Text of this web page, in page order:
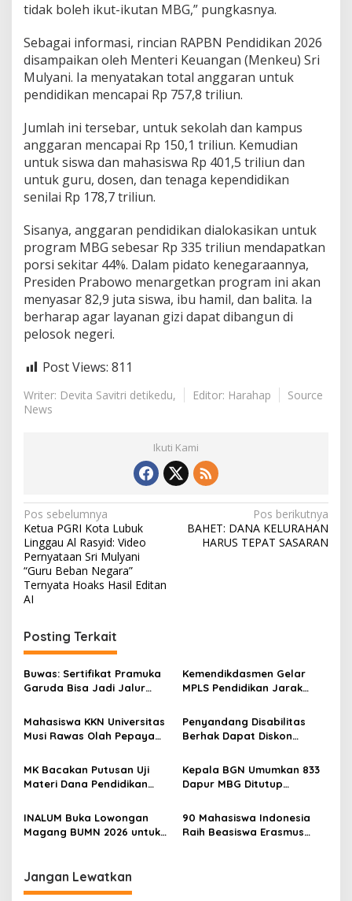
tidak boleh ikut-ikutan MBG,” pungkasnya.
Sebagai informasi, rincian RAPBN Pendidikan 2026
disampaikan oleh Menteri Keuangan (Menkeu) Sri
Mulyani. Ia menyatakan total anggaran untuk
pendidikan mencapai Rp 757,8 triliun.
Jumlah ini tersebar, untuk sekolah dan kampus
anggaran mencapai Rp 150,1 triliun. Kemudian
untuk siswa dan mahasiswa Rp 401,5 triliun dan
untuk guru, dosen, dan tenaga kependidikan
senilai Rp 178,7 triliun.
Sisanya, anggaran pendidikan dialokasikan untuk
program MBG sebesar Rp 335 triliun mendapatkan
porsi sekitar 44%. Dalam pidato kenegaraannya,
Presiden Prabowo menargetkan program ini akan
menyasar 82,9 juta siswa, ibu hamil, dan balita. Ia
berharap agar layanan gizi dapat dibangun di
pelosok negeri.
Post Views: 811
Writer: Devita Savitri detikedu, Editor: Harahap
Source
News
Ikuti Kami
N
a
v
i
g
a
s
i
p
o
s
Pos sebelumnya
Ketua PGRI Kota Lubuk
Linggau Al Rasyid: Video
Pernyataan Sri Mulyani
“Guru Beban Negara”
Ternyata Hoaks Hasil Editan
AI
Pos berikutnya
BAHET: DANA KELURAHAN
HARUS TEPAT SASARAN
Posting Terkait
Buwas: Sertifikat Pramuka
Garuda Bisa Jadi Jalur
dan Perguruan Tinggi
Kemendikdasmen Gelar
MPLS Pendidikan Jarak
Kemandirian Belajar
Mahasiswa KKN Universitas
Musi Rawas Olah Pepaya
Jual Tinggi, Dorong UMKM
Desa Air Satan
Penyandang Disabilitas
Berhak Dapat Diskon
Biaya Sekolah dan Kuliah
MK Bacakan Putusan Uji
Materi Dana Pendidikan
Kemendikdasmen Tunggu
Implikasi Putusan
Kepala BGN Umumkan 833
Dapur MBG Ditutup
Operasional
INALUM Buka Lowongan
Magang BUMN 2026 untuk
90 Mahasiswa Indonesia
Raih Beasiswa Erasmus
Jangan Lewatkan